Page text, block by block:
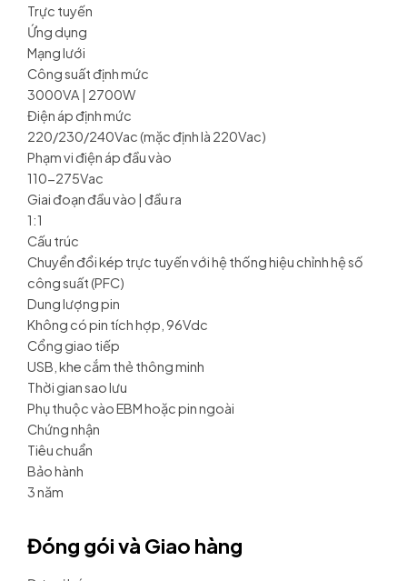
Trực tuyến
Ứng dụng
Mạng lưới
Công suất định mức
3000VA | 2700W
Điện áp định mức
220/230/240Vac (mặc định là 220Vac)
Phạm vi điện áp đầu vào
110-275Vac
Giai đoạn đầu vào | đầu ra
1:1
Cấu trúc
Chuyển đổi kép trực tuyến với hệ thống hiệu chỉnh hệ số
công suất (PFC)
Dung lượng pin
Không có pin tích hợp, 96Vdc
Cổng giao tiếp
USB, khe cắm thẻ thông minh
Thời gian sao lưu
Phụ thuộc vào EBM hoặc pin ngoài
Chứng nhận
Tiêu chuẩn
Bảo hành
3 năm
Đóng gói và Giao hàng